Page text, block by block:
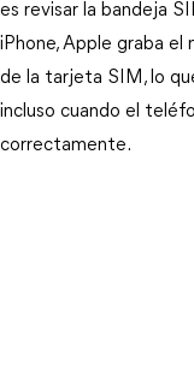
es revisar la bandeja
iPhone, Apple graba
de la tarjeta SIM, lo
incluso cuando el
correctamente.